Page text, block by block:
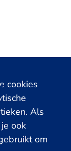
cookies
Als
ook
om